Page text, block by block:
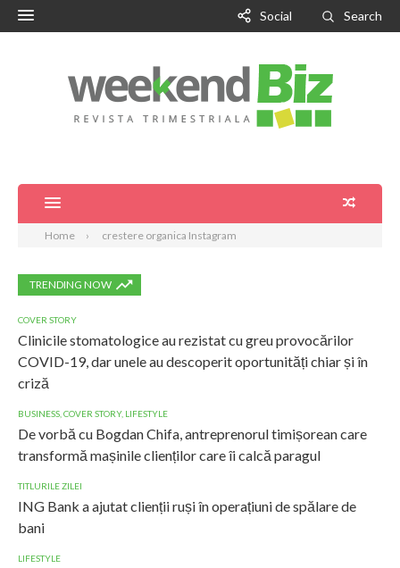
Social Search
Home crestere organica Instagram
TRENDING NOW
COVER STORY
Clinicile stomatologice au rezistat cu greu provocărilor
COVID-19, dar unele au descoperit oportunități chiar și în
criză
BUSINESS COVER STORY, LIFESTYLE
De vorbă cu Bogdan Chifa, antreprenorul timișorean care
transformă mașinile clienților care îi calcă paragul
TITLURILE ZILEI
ING Bank a ajutat clienții ruși în operațiuni de spălare de
bani
LIFESTYLE